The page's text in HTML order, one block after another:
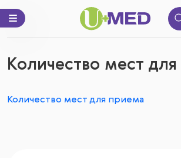
Количество мест
Количество мест для приема